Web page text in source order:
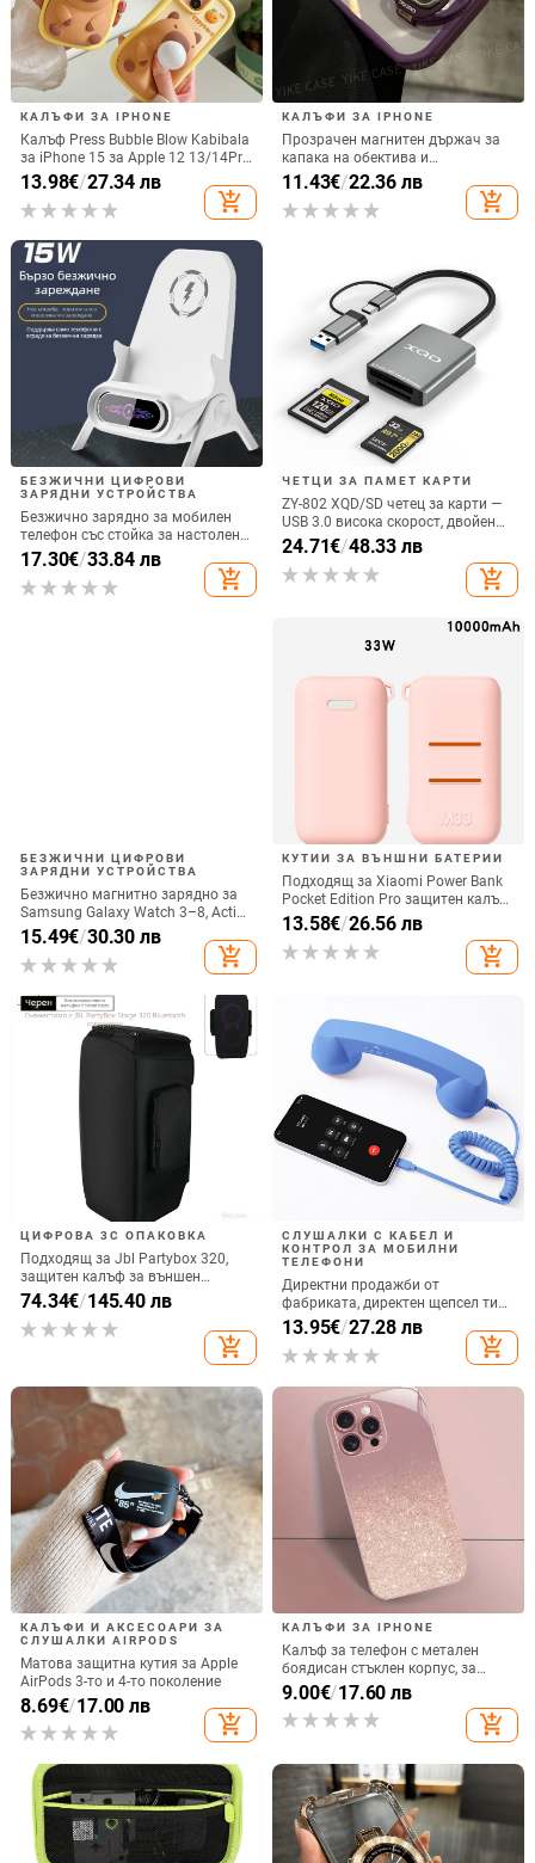
КАЛЪФИ ЗА IPHONE
Калъф Press Bubble Blow Kabibala
за iPhone 15 за Apple 12 13/14Pro
Max, устойчив на изпускане 11
13.98€/27.34 лв
add_shopping_cart
КАЛЪФИ ЗА IPHONE
Прозрачен магнитен държач за
капака на обектива и
удароустойчив твърд калъф за
iPhone 17 Pro Max
11.43€/22.36 лв
add_shopping_cart
БЕЗЖИЧНИ ЦИФРОВИ
ЗАРЯДНИ УСТРОЙСТВА
Безжично зарядно за мобилен
телефон със стойка за настолен
монтаж за хоризонтално или
вертикално ползване, QC3.0, 2 A,
15 W, Бързо зареждане
17.30€/33.84 лв
add_shopping_cart
ЧЕТЦИ ЗА ПАМЕТ КАРТИ
ZY-802 XQD/SD четец за карти —
USB 3.0 висока скорост, двойен
интерфейс Type-C и USB,
алуминиев сплав + ABS
24.71€/48.33 лв
add_shopping_cart
БЕЗЖИЧНИ ЦИФРОВИ
ЗАРЯДНИ УСТРОЙСТВА
Безжично магнитно зарядно за
Samsung Galaxy Watch 3–8, Active
1/2 • QC2.0 • Магнитно зареждане
• 3W / 1A
15.49€/30.30 лв
add_shopping_cart
КУТИИ ЗА ВЪНШНИ БАТЕРИИ
Подходящ за Xiaomi Power Bank
Pocket Edition Pro защитен калъф
33W силиконов 10000mA
неплъзгащ се защитен калъф за
Power Bank
13.58€/26.56 лв
add_shopping_cart
ЦИФРОВА 3C ОПАКОВКА
Подходящ за Jbl Partybox 320,
защитен калъф за външен
високоговорител, калъф за
количка Stage 320 Audio,
прахозащитно покритие.
74.34€/145.40 лв
add_shopping_cart
СЛУШАЛКИ С КАБЕЛ И
КОНТРОЛ ЗА МОБИЛНИ
ТЕЛЕФОНИ
Директни продажби от
фабриката, директен щепсел тип
C, мобилен телефон, Douyin
Internet Celebrity, електрически
микрофон, слушалки с C порт,
13.95€/27.28 лв
add_shopping_cart
КАЛЪФИ И АКСЕСОАРИ ЗА
СЛУШАЛКИ AIRPODS
Матова защитна кутия за Apple
AirPods 3-то и 4-то поколение
8.69€/17.00 лв
add_shopping_cart
КАЛЪФИ ЗА IPHONE
Калъф за телефон с метален
боядисан стъклен корпус, за
iPhone 11–14 Pro Max,
охлаждане, модел YK263
9.00€/17.60 лв
add_shopping_cart